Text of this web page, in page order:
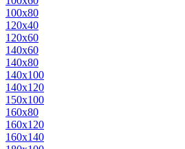
100х80
120х40
120х60
140х60
140х80
140х100
140х120
150х100
160х80
160х120
160х140